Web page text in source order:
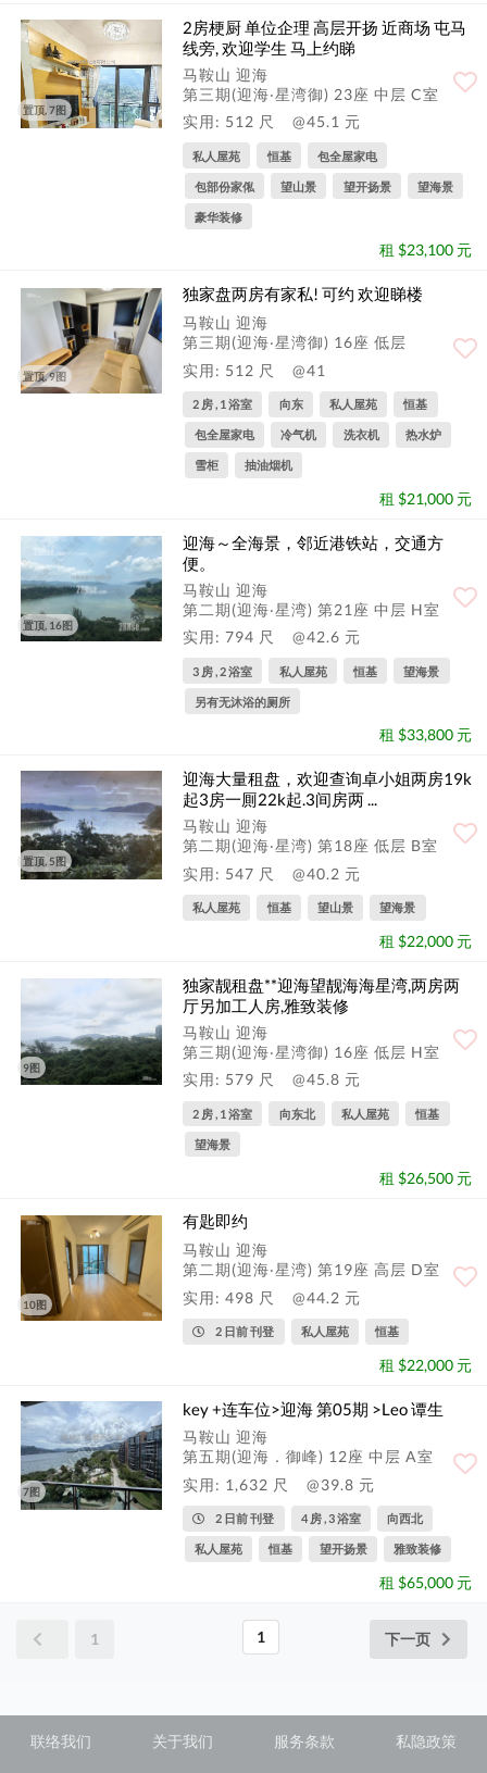
置顶, 7图
2房梗厨 单位企理 高层开扬 近商场 屯马
线旁, 欢迎学生 马上约睇
马鞍山 迎海
第三期(迎海‧星湾御) 23座 中层 C室
实用: 512 尺
@45.1 元
私人屋苑 恒基 包全屋家电
包部份家俬 望山景 望开扬景 望海景
豪华装修
租 $23,100 元
置顶, 9图
独家盘两房有家私! 可约 欢迎睇楼
马鞍山 迎海
第三期(迎海‧星湾御) 16座 低层
实用: 512 尺
@41
2 房 , 1 浴室 向东 私人屋苑 恒基
包全屋家电 冷气机 洗衣机 热水炉
雪柜 抽油烟机
租 $21,000 元
置顶, 16图
迎海～全海景，邻近港铁站，交通方
便。
马鞍山 迎海
第二期(迎海‧星湾) 第21座 中层 H室
实用: 794 尺
@42.6 元
3 房 , 2 浴室 私人屋苑 恒基 望海景
另有无沐浴的厕所
租 $33,800 元
置顶, 5图
迎海大量租盘，欢迎查询卓小姐两房19k
起3房一厠22k起.3间房两 ...
马鞍山 迎海
第二期(迎海‧星湾) 第18座 低层 B室
实用: 547 尺
@40.2 元
私人屋苑 恒基 望山景 望海景
租 $22,000 元
9图
独家靓租盘**迎海望靓海海星湾,两房两
厅另加工人房,雅致装修
马鞍山 迎海
第三期(迎海‧星湾御) 16座 低层 H室
实用: 579 尺
@45.8 元
2 房 , 1 浴室 向东北 私人屋苑 恒基
望海景
租 $26,500 元
10图
有匙即约
马鞍山 迎海
第二期(迎海‧星湾) 第19座 高层 D室
实用: 498 尺
@44.2 元
2 日前 刊登 私人屋苑 恒基
租 $22,000 元
7图
key +连车位>迎海 第05期 >Leo 谭生
马鞍山 迎海
第五期(迎海．御峰) 12座 中层 A室
实用: 1,632 尺
@39.8 元
2 日前 刊登 4 房 , 3 浴室 向西北
私人屋苑 恒基 望开扬景 雅致装修
租 $65,000 元
1 1 下一页
联络我们 关于我们 服务条款 私隐政策